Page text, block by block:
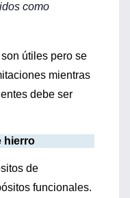
como
útiles pero se
mientras
debe ser
hierro
de
funcionales.